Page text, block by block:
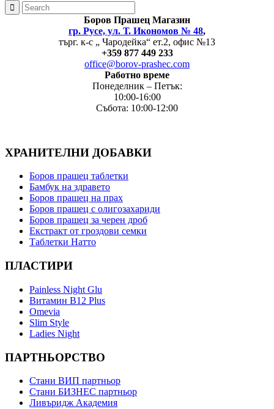
Боров Прашец Магазин
гр. Русе, ул. Т. Икономов № 48,
търг. к-с „ Чародейка“ ет.2, офис №13
+359 877 449 233
office@borov-prashec.com
Работно време
Понеделник – Петък:
10:00-16:00
Събота: 10:00-12:00
ХРАНИТЕЛНИ ДОБАВКИ
Боров прашец таблетки
Бамбук на здравето
Боров прашец на прах
Боров прашец с олигозахариди
Боров прашец за черен дроб
Екстракт от гроздови семки
Таблетки Натто
ПЛАСТИРИ
Painless Night Glu
Витамин B12 Plus
Оmevia
Slim Style
Ladies Night
ПАРТНЬОРСТВО
Стани ВИП партньор
Стани БИЗНЕС партньор
Ливъридж Академия